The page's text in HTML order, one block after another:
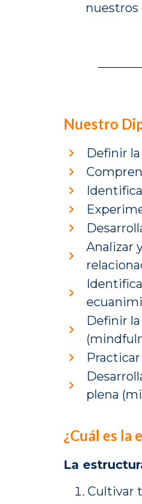
nuestros
Nuestro
Definir
Analizar
Definir
plena
¿Cuál es la
La
Cultivar